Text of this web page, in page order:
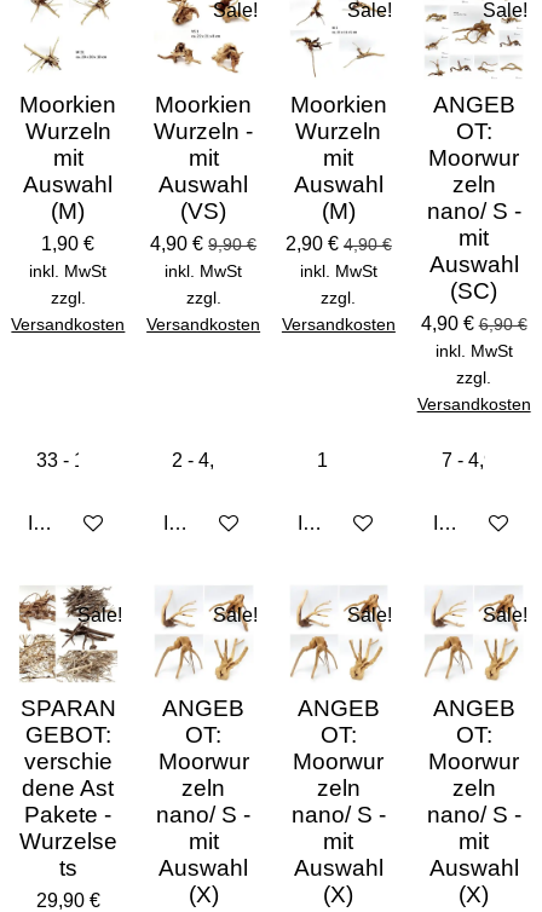
Moorkien
Wurzeln
mit
Auswahl
(M)
1,90 €
inkl. MwSt
zzgl.
Versandkosten
In den Warenkorb
Sale!
Moorkien
Wurzeln -
mit
Auswahl
(VS)
4,90 € 9,90 €
inkl. MwSt
zzgl.
Versandkosten
In den Warenkorb
Sale!
Moorkien
Wurzeln
mit
Auswahl
(M)
2,90 € 4,90 €
inkl. MwSt
zzgl.
Versandkosten
In den Warenkorb
Sale!
ANGEB
OT:
Moorwur
zeln
nano/ S -
mit
Auswahl
(SC)
4,90 € 6,90 €
inkl. MwSt
zzgl.
Versandkosten
In den
Sale!
SPARAN
GEBOT:
verschie
dene Ast
Pakete -
Wurzelse
ts
29,90 €
Sale!
ANGEB
OT:
Moorwur
zeln
nano/ S -
mit
Auswahl
(X)
Sale!
ANGEB
OT:
Moorwur
zeln
nano/ S -
mit
Auswahl
(X)
Sale!
ANGEB
OT:
Moorwur
zeln
nano/ S -
mit
Auswahl
(X)